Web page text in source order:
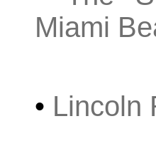
Miami
• Lincoln